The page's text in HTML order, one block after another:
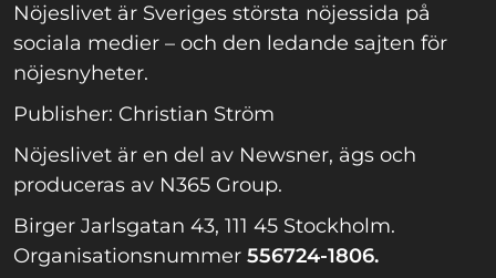
Nöjeslivet är Sveriges största nöjessida på
sociala medier – och den ledande sajten för
nöjesnyheter.
Publisher: Christian Ström
Nöjeslivet är en del av Newsner, ägs och
produceras av N365 Group.
Birger Jarlsgatan 43, 111 45 Stockholm.
Organisationsnummer 556724-1806.